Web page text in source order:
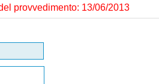
provvedimento: 13/06/2013